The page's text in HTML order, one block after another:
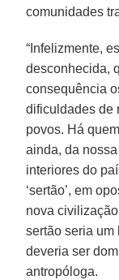
comunidades
“Infelizmente,
desconhecida,
consequência
dificuldades de
povos. Há
ainda, da
interiores do
‘sertão’, em
nova
sertão seria um
deveria ser
antropóloga.